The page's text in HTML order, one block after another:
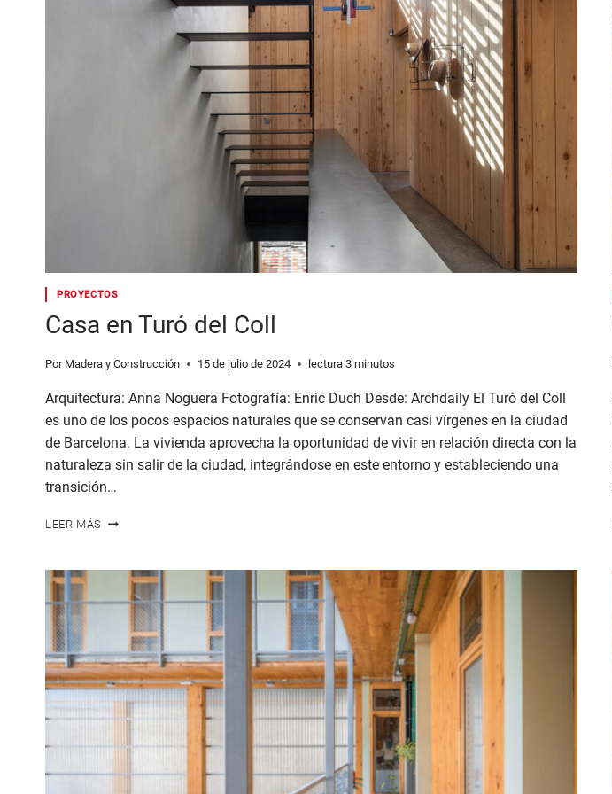
PROYECTOS
Casa en Turó del Coll
Por Madera y Construcción 15 de julio de 2024 lectura 3minutos
Arquitectura: Anna Noguera Fotografía: Enric Duch Desde: Archdaily El Turó del Coll
es uno de los pocos espacios naturales que se conservan casi vírgenes en la ciudad
de Barcelona. La vivienda aprovecha la oportunidad de vivir en relación directa con la
naturaleza sin salir de la ciudad, integrándose en este entorno y estableciendo una
transición…
LEER MÁS CASA
DEL